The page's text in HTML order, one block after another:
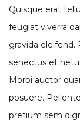
Quisque erat
feugiat viverra
gravida
senectus et
Morbi auctor
posuere.
pretium sem